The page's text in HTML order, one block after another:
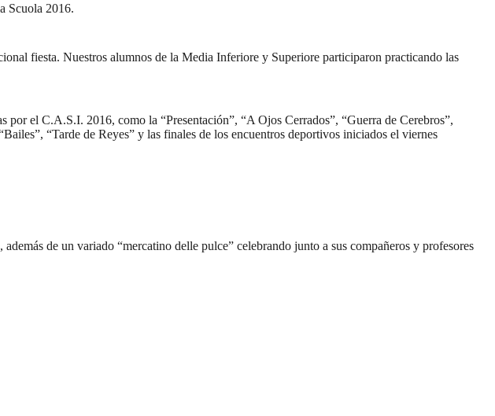
Scuola 2016.
fiesta. Nuestros alumnos de la Media Inferiore y Superiore participaron practicando las
el C.A.S.I. 2016, como la “Presentación”, “A Ojos Cerrados”, “Guerra de Cerebros”,
“Tarde de Reyes” y las finales de los encuentros deportivos iniciados el viernes
de un variado “mercatino delle pulce” celebrando junto a sus compañeros y profesores